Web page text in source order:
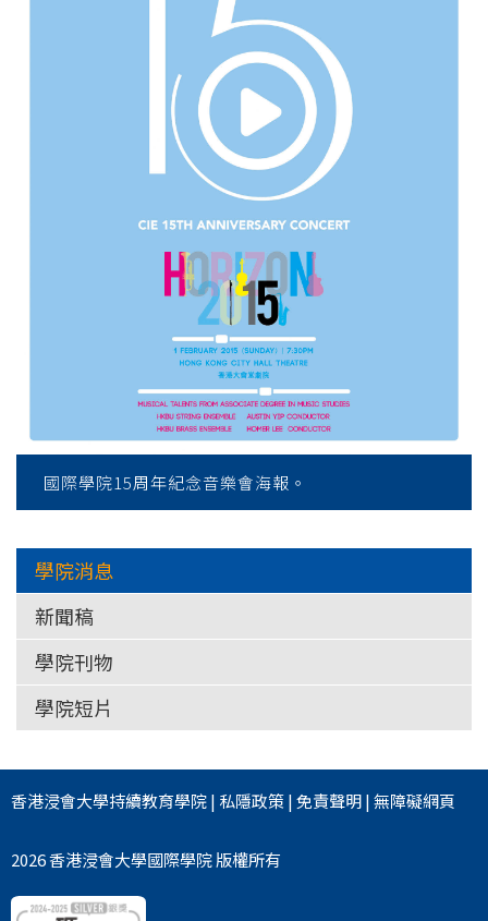
國際學院15周年紀念音樂會海報。
學院消息
新聞稿
學院刊物
學院短片
香港浸會大學持續教育學院| 私隱政策|免責聲明|無障礙網頁
2026 香港浸會大學國際學院 版權所有